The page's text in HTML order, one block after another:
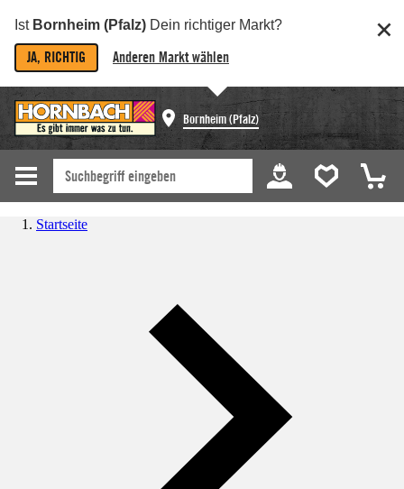
Ist Bornheim (Pfalz) Dein richtiger Markt?
JA, RICHTIG Anderen Markt wählen
Bornheim (Pfalz)
Startseite